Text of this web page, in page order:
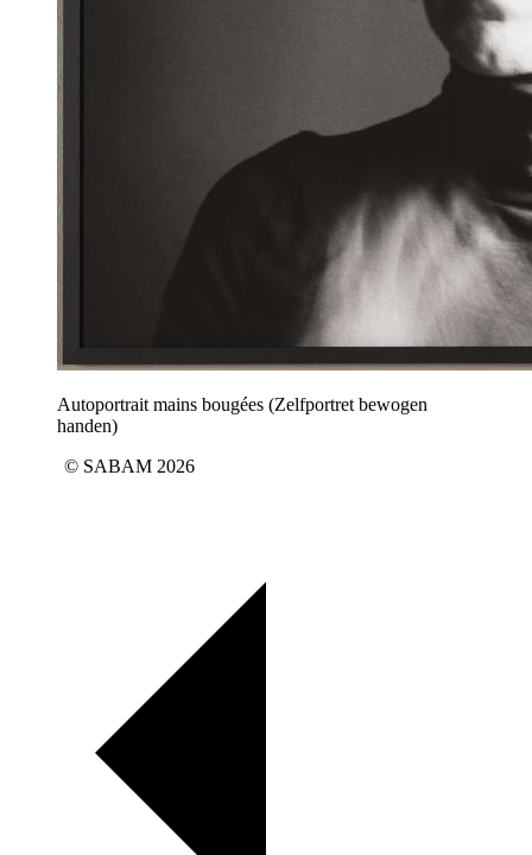
Autoportrait mains bougées (Zelfportret bewogen
handen)
© SABAM 2026